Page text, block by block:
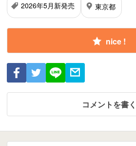
2026年5月新発売 東京都
nice !
コメントを書く